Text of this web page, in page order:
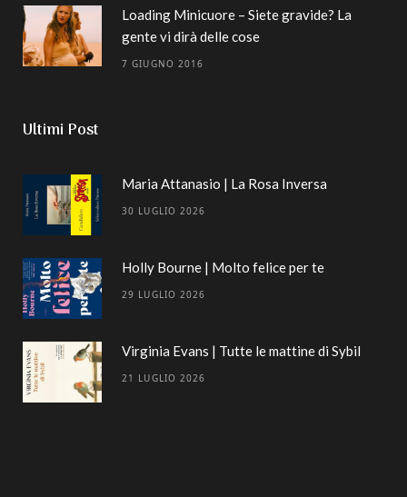
Loading Minicuore – Siete gravide? La
gente vi dirà delle cose
7 GIUGNO 2016
Ultimi Post
Maria Attanasio | La Rosa Inversa
30 LUGLIO 2026
Holly Bourne | Molto felice per te
29 LUGLIO 2026
Virginia Evans | Tutte le mattine di Sybil
21 LUGLIO 2026